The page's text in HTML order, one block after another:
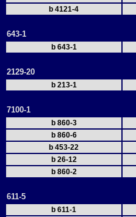
b 4121-4
643-1
b 643-1
2129-20
b 213-1
7100-1
b 860-3
b 860-6
b 453-22
b 26-12
b 860-2
611-5
b 611-1